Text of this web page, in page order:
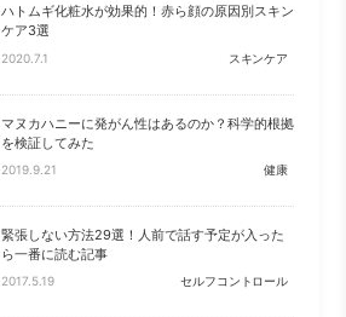
ハトムギ化粧水が効果的！赤ら顔の原因別スキン
ケア3選
2020.7.1 スキンケア
マヌカハニーに発がん性はあるのか？科学的根拠
を検証してみた
2019.9.21 健康
緊張しない方法29選！人前で話す予定が入った
ら一番に読む記事
2017.5.19 セルフコントロール